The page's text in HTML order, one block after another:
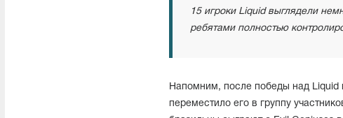
15 игроки Liquid выглядели
ребятами полностью
Напомним, после победы над Liquid
переместило его в группу